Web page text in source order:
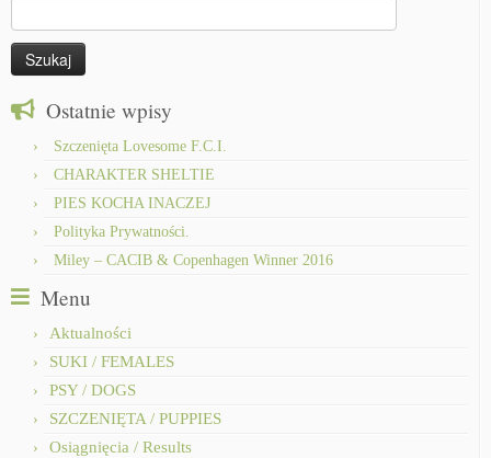
Ostatnie wpisy
Szczenięta Lovesome F.C.I.
CHARAKTER SHELTIE
PIES KOCHA INACZEJ
Polityka Prywatności.
Miley – CACIB & Copenhagen Winner 2016
Menu
Aktualności
SUKI / FEMALES
PSY / DOGS
SZCZENIĘTA / PUPPIES
Osiągnięcia / Results